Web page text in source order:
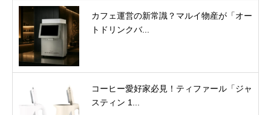
カフェ運営の新常識？マルイ物産が「オー
トドリンクバ...
コーヒー愛好家必見！ティファール「ジャ
スティン 1...